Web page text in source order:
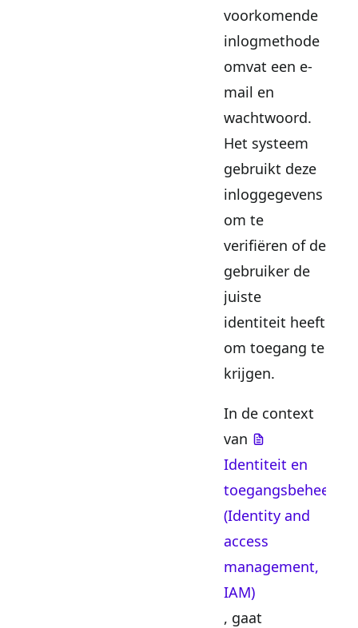
voorkomende
inlogmethode
omvat een e-
mail en
wachtwoord.
Het systeem
gebruikt deze
inloggegevens
om te
verifiëren of de
gebruiker de
juiste
identiteit heeft
om toegang te
krijgen.
In de context
van
Identiteit en
toegangsbeheer
(Identity and
access
management,
IAM)
, gaat